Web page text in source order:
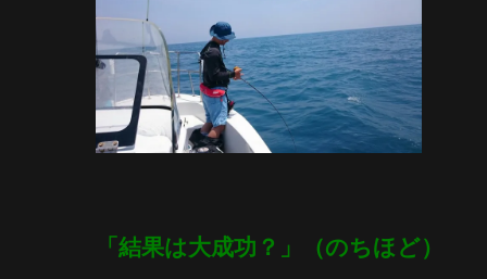
「結果は大成功？」（のちほど）